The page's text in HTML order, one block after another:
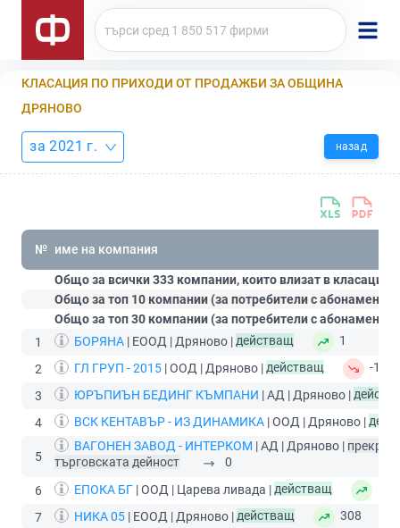
КЛАСАЦИЯ ПО ПРИХОДИ ОТ ПРОДАЖБИ ЗА ОБЩИНА
ДРЯНОВО
за 2021 г. назад
№ име на компания
Общо за всички 333 компании, които влизат в
Общо за топ 10 компании (за потребители с абонамент
Общо за топ 30 компании (за потребители с абонамент
1
БОРЯНА | ЕООД | Дряново |действащ
1
2
ГЛ ГРУП - 2015 | ООД | Дряново |действащ
-1
3
ЮРЪПИЪН БЕДИНГ КЪМПАНИ | АД | Дряново |
4
ВСК КЕНТАВЪР - ИЗ ДИНАМИКА | ООД | Дряново |
5
ВАГОНЕН ЗАВОД - ИНТЕРКОМ | АД | Дряново |
търговската дейност
0
6
ЕПОКА БГ | ООД | Царева ливада |действащ
7
НИКА 05 | ЕООД | Дряново |действащ
308